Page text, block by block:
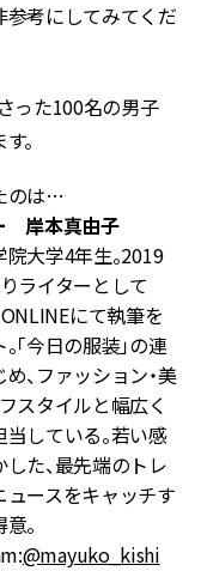
考にしてみてくだ
った100名の男子
。
のは…
岸本真由子
大学4年生。2019
ライターとして
にて執筆を
「今日の服装」の連
、ファッション・美
スタイルと幅広く
している。若い感
た、最先端のトレ
ュースをキャッチす
。
@mayuko_kishi